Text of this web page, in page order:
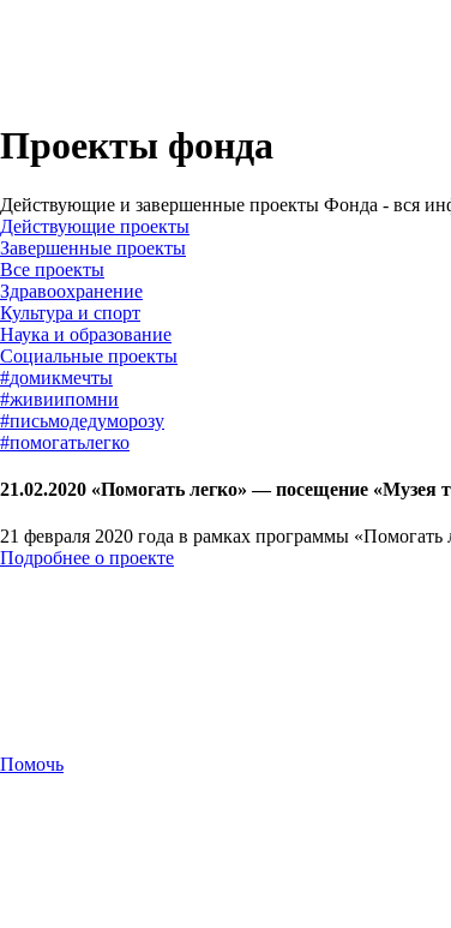
Проекты фонда
Действующие и завершенные проекты Фонда - вся
Действующие проекты
Завершенные проекты
Все проекты
Здравоохранение
Культура и спорт
Наука и образование
Социальные проекты
#домикмечты
#живиипомни
#письмодедуморозу
#помогатьлегко
21.02.2020 «Помогать легко» — посещение «Музея
21 февраля 2020 года в рамках программы
Подробнее о проекте
Помочь